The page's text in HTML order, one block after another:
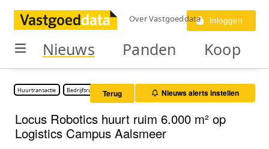
Over Vastgoeddata Inloggen
Nieuws Panden Koop
Huurtransactie Bedrijfsruimte Terug Nieuws alerts instellen
Locus Robotics huurt ruim 6.000 m² op
Logistics Campus Aalsmeer